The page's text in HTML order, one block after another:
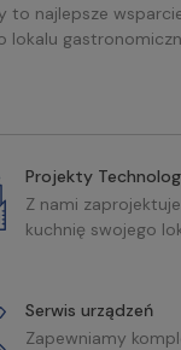
to najlepsze
lokalu
Projekty
Z nami
kuchnię swojego
Serwis urządzeń
Zapewniamy